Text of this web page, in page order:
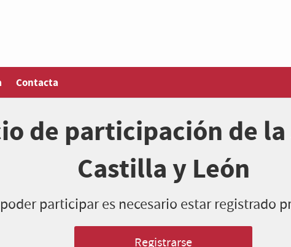
Contacta
de participación de
Castilla y León
participar es necesario estar registrado
Registrarse